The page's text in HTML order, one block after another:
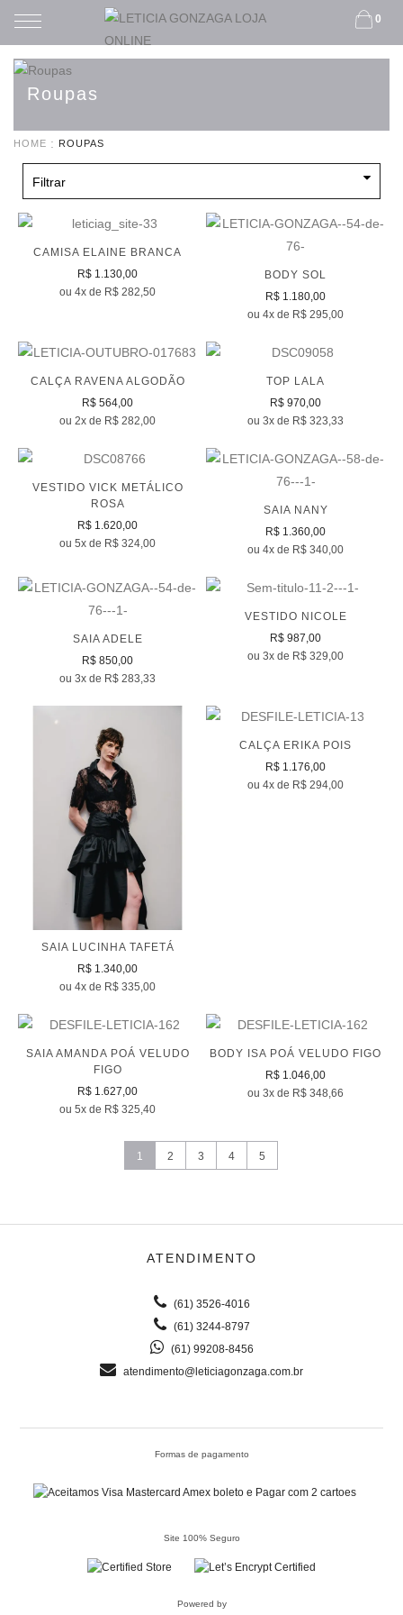
0
Roupas
HOME ROUPAS
Filtrar
CAMISA ELAINE BRANCA
R$ 1.130,00
ou 4x de R$ 282,50
BODY SOL
R$ 1.180,00
ou 4x de R$ 295,00
CALÇA RAVENA ALGODÃO
R$ 564,00
ou 2x de R$ 282,00
TOP LALA
R$ 970,00
ou 3x de R$ 323,33
VESTIDO VICK METÁLICO
ROSA
R$ 1.620,00
ou 5x de R$ 324,00
SAIA NANY
R$ 1.360,00
ou 4x de R$ 340,00
SAIA ADELE
R$ 850,00
ou 3x de R$ 283,33
VESTIDO NICOLE
R$ 987,00
ou 3x de R$ 329,00
SAIA LUCINHA TAFETÁ
R$ 1.340,00
ou 4x de R$ 335,00
CALÇA ERIKA POIS
R$ 1.176,00
ou 4x de R$ 294,00
SAIA AMANDA POÁ VELUDO
FIGO
R$ 1.627,00
ou 5x de R$ 325,40
BODY ISA POÁ VELUDO FIGO
R$ 1.046,00
ou 3x de R$ 348,66
1 2 3 4 5
ATENDIMENTO
(61) 3526-4016
(61) 3244-8797
(61) 99208-8456
atendimento@leticiagonzaga.com.br
Formas de pagamento
Site 100% Seguro
Powered by